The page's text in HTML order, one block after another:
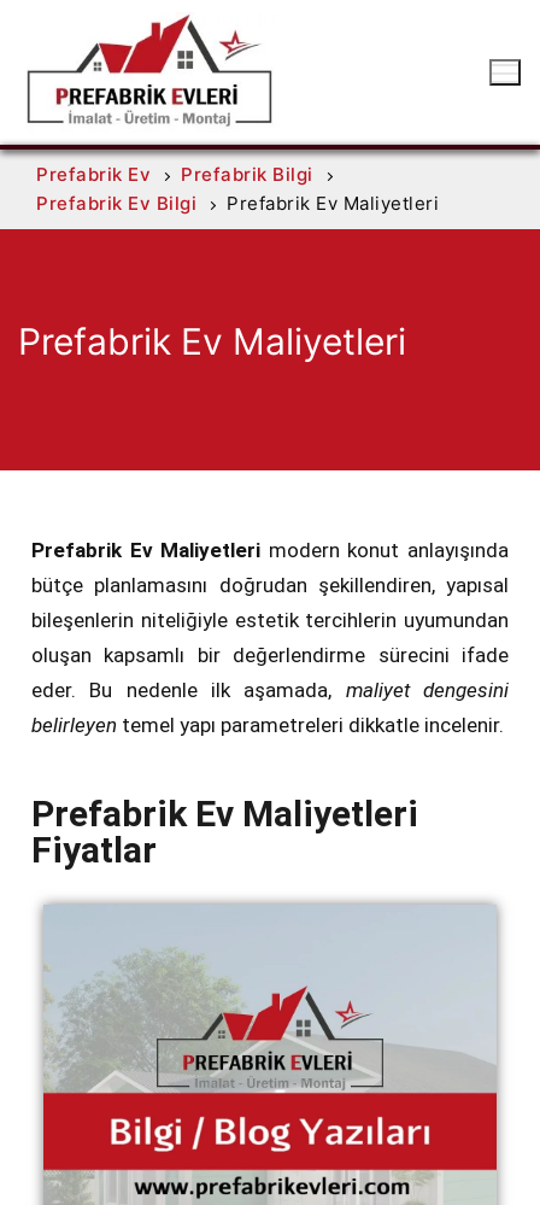
Prefabrik Ev
Prefabrik Bilgi
Prefabrik Ev Bilgi
Prefabrik Ev Maliyetleri
Prefabrik Ev Maliyetleri
Prefabrik Ev Maliyetleri modern konut anlayışında
bütçe planlamasını doğrudan şekillendiren, yapısal
bileşenlerin niteliğiyle estetik tercihlerin uyumundan
oluşan kapsamlı bir değerlendirme sürecini ifade
eder. Bu nedenle ilk aşamada, maliyet dengesini
belirleyen temel yapı parametreleri dikkatle incelenir.
Prefabrik Ev Maliyetleri
Fiyatlar